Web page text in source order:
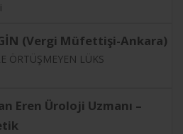
(Vergi Müfettişi-Ankara)
ÖRTÜŞMEYEN LÜKS
Eren Üroloji Uzmanı –